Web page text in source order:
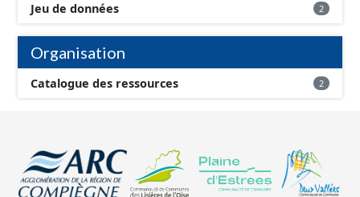
Jeu de données 2
Organisation
Catalogue des ressources 2